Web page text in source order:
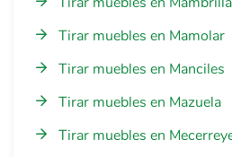
Tirar muebles en Mamolar
Tirar muebles en Manciles
Tirar muebles en Mazuela
Tirar muebles en